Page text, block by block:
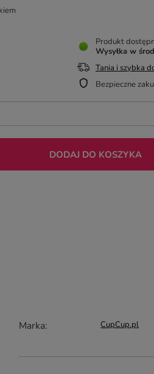
DODAJ DO KOSZYKA
Produkt
Wysyłka w
Tania i szybka
Bezpieczne
Marka CupCup.pl